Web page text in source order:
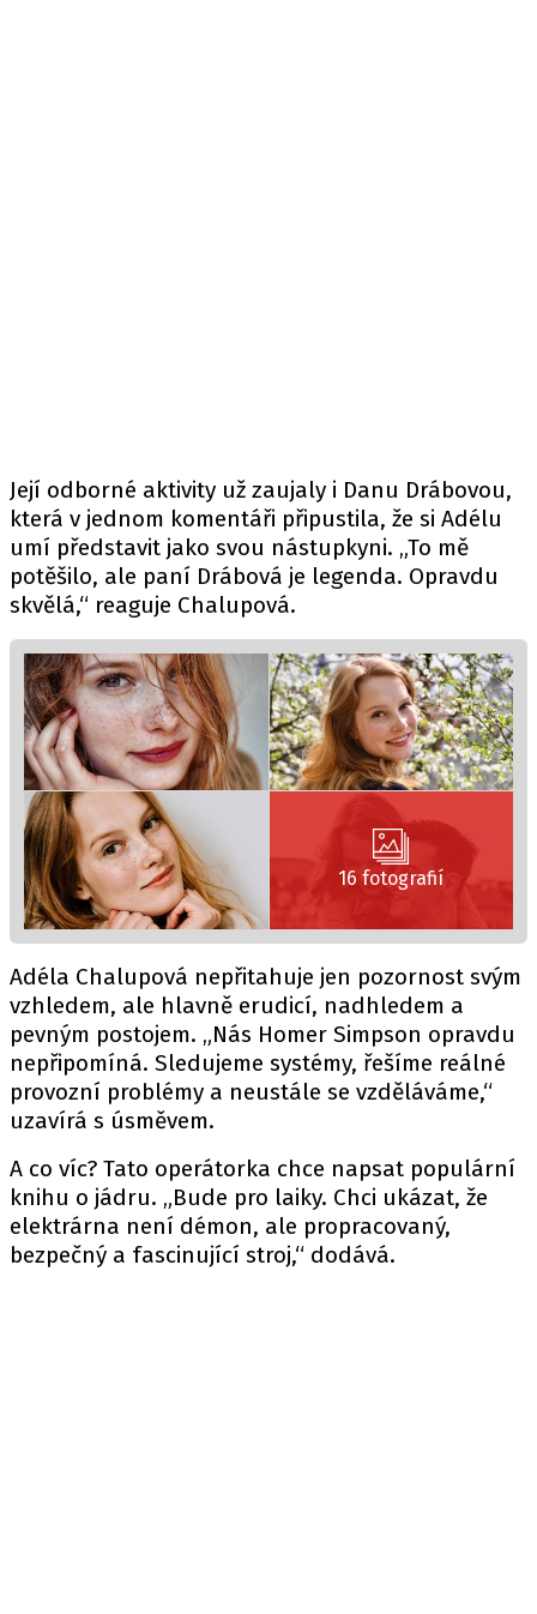
Její odborné aktivity už zaujaly i Danu Drábovou,
která v jednom komentáři připustila, že si Adélu
umí představit jako svou nástupkyni. „To mě
potěšilo, ale paní Drábová je legenda. Opravdu
skvělá,“ reaguje Chalupová.
16 fotografií
Adéla Chalupová nepřitahuje jen pozornost svým
vzhledem, ale hlavně erudicí, nadhledem a
pevným postojem. „Nás Homer Simpson opravdu
nepřipomíná. Sledujeme systémy, řešíme reálné
provozní problémy a neustále se vzděláváme,“
uzavírá s úsměvem.
A co víc? Tato operátorka chce napsat populární
knihu o jádru. „Bude pro laiky. Chci ukázat, že
elektrárna není démon, ale propracovaný,
bezpečný a fascinující stroj,“ dodává.